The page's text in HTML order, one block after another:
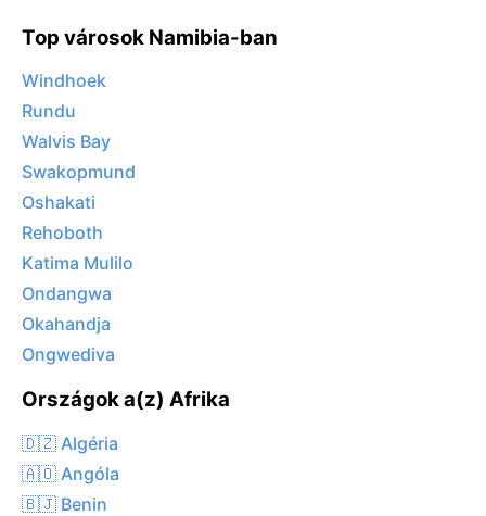
Top városok Namibia-ban
Windhoek
Rundu
Walvis Bay
Swakopmund
Oshakati
Rehoboth
Katima Mulilo
Ondangwa
Okahandja
Ongwediva
Országok a(z) Afrika
🇩🇿 Algéria
🇦🇴 Angóla
🇧🇯 Benin